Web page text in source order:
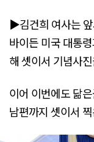
▶김건희 여사는
바이든 미국 대통
해 셋이서 기념사
이어 이번에도 닮
남편까지 셋이서